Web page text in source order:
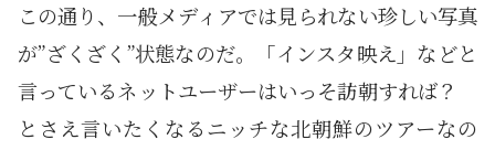
この通り、一般メディアでは見られない珍しい写真
が”ざくざく”状態なのだ。「インスタ映え」などと
言っているネットユーザーはいっそ訪朝すれば？
とさえ言いたくなるニッチな北朝鮮のツアーなの